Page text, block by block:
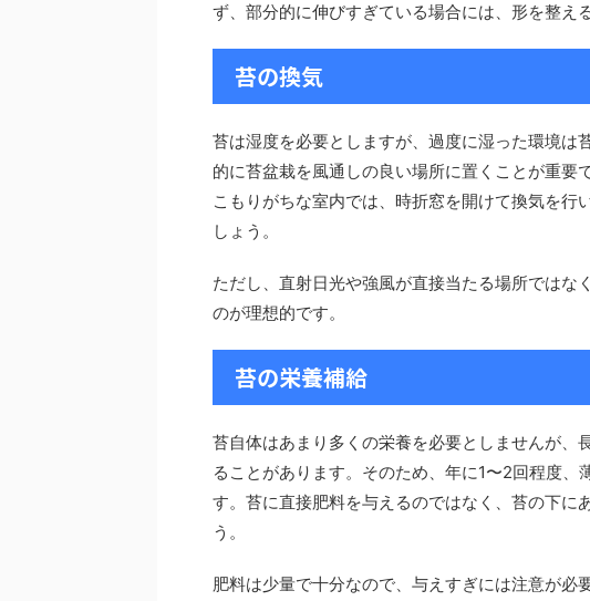
ず、部分的に伸びすぎている場合には、形を整え
苔の換気
苔は湿度を必要としますが、過度に湿った環境は
的に苔盆栽を風通しの良い場所に置くことが重要
こもりがちな室内では、時折窓を開けて換気を行
しょう。
ただし、直射日光や強風が直接当たる場所ではな
のが理想的です。
苔の栄養補給
苔自体はあまり多くの栄養を必要としませんが、
ることがあります。そのため、年に1〜2回程度
す。苔に直接肥料を与えるのではなく、苔の下に
う。
肥料は少量で十分なので、与えすぎには注意が必